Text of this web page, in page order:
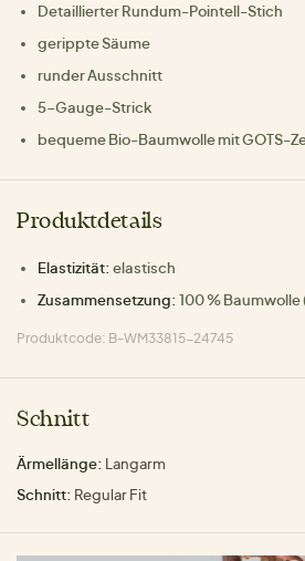
Detaillierter Rundum-Pointell-Stich
gerippte Säume
runder Ausschnitt
5-Gauge-Strick
bequeme Bio-Baumwolle mit GOTS-
Produktdetails
Elastizität: elastisch
Zusammensetzung: 100 % Baumwolle
Produktcode: B-WM33815-24745
Schnitt
Ärmellänge: Langarm
Schnitt: Regular Fit